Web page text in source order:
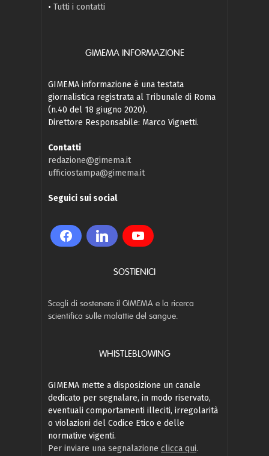
• Tutti i contatti
GIMEMA INFORMAZIONE
GIMEMA informazione è una testata
giornalistica registrata al Tribunale di Roma
(n.40 del 18 giugno 2020).
Direttore Responsabile: Marco Vignetti.
Contatti
redazione@gimema.it
ufficiostampa@gimema.it
Seguici sui social
SOSTIENICI
Scegli di sostenere il GIMEMA e la ricerca
scientifica sulle malattie del sangue.
WHISTLEBLOWING
GIMEMA mette a disposizione un canale
dedicato per segnalare, in modo riservato,
eventuali comportamenti illeciti, irregolarità
o violazioni del Codice Etico e delle
normative vigenti.
Per inviare una segnalazione clicca qui.